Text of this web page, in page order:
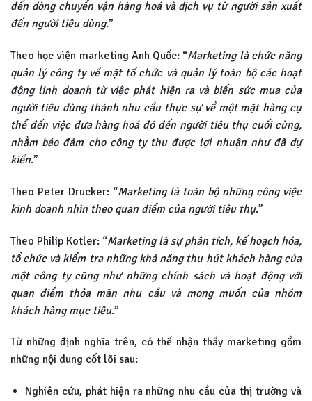
đến dòng chuyển vận hàng hoá và dịch vụ từ người sản xuất
đến người tiêu dùng.”
Theo học viện marketing Anh Quốc: “Marketing là chức năng
quản lý công ty về mặt tổ chức và quản lý toàn bộ các hoạt
động linh doanh từ việc phát hiện ra và biến sức mua của
người tiêu dùng thành nhu cầu thực sự về một mặt hàng cụ
thể đến việc đưa hàng hoá đó đến người tiêu thụ cuối cùng,
nhằm bảo đảm cho công ty thu được lợi nhuận như đã dự
kiến.”
Theo Peter Drucker: “Marketing là toàn bộ những công việc
kinh doanh nhìn theo quan điểm của người tiêu thụ.”
Theo Philip Kotler: “Marketing là sự phân tích, kế hoạch hóa,
tổ chức và kiểm tra những khả năng thu hút khách hàng của
một công ty cũng như những chính sách và hoạt động với
quan điểm thỏa mãn nhu cầu và mong muốn của nhóm
khách hàng mục tiêu.”
Từ những định nghĩa trên, có thể nhận thấy marketing gồm
những nội dung cốt lõi sau:
Nghiên cứu, phát hiện ra những nhu cầu của thị trường và